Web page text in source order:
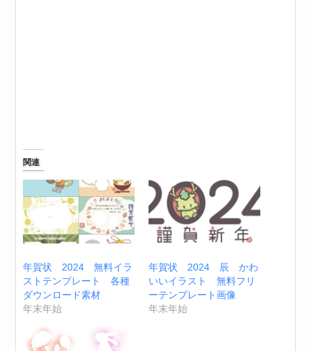
関連
年賀状 2024 無料イラ
ストテンプレート 各種
ダウンロード素材
年末年始
年賀状 2024 辰 かわ
いいイラスト 無料フリ
ーテンプレート画像
年末年始